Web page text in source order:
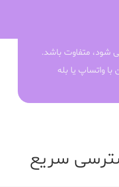
شود، متفاوت باشد.
با واتساپ یا بله
سریع